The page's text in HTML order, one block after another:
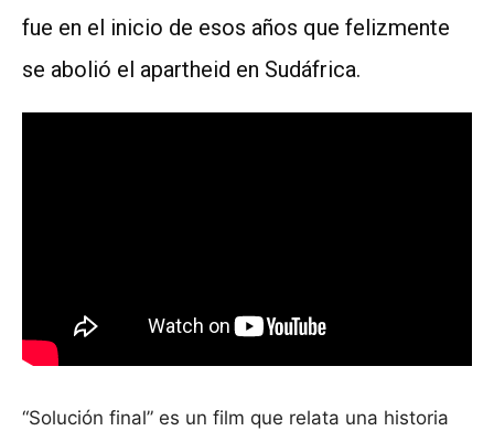
fue en el inicio de esos años que felizmente
se abolió el apartheid en Sudáfrica.
“Solución final” es un film que relata una historia